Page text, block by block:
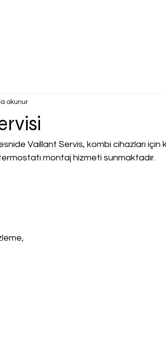
okunur
Vaillant Servis, kombi cihazları için
montaj hizmeti sunmaktadır.